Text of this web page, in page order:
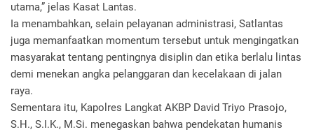
utama,” jelas Kasat Lantas.
Ia menambahkan, selain pelayanan administrasi, Satlantas
juga memanfaatkan momentum tersebut untuk mengingatkan
masyarakat tentang pentingnya disiplin dan etika berlalu lintas
demi menekan angka pelanggaran dan kecelakaan di jalan
raya.
Sementara itu, Kapolres Langkat AKBP David Triyo Prasojo,
S.H., S.I.K., M.Si. menegaskan bahwa pendekatan humanis